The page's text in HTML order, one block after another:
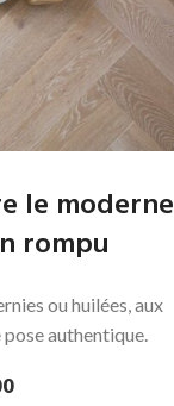
le moderne
rompu
ou huilées, aux
authentique.